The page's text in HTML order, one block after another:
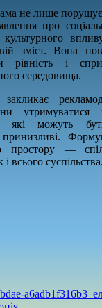
не лише
про
зміст. Вона
рівність і
середовища.
утримуватися
які можуть
простору —
всього суспільства.